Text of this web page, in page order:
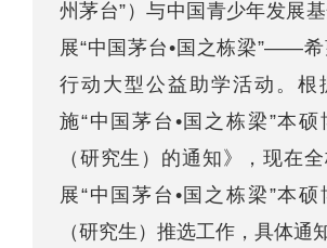
州茅台”）与中国青少年发展
展“中国茅台•国之栋梁”——
行动大型公益助学活动。根
施“中国茅台•国之栋梁”本硕
（研究生）的通知》，现在
展“中国茅台•国之栋梁”本硕
（研究生）推选工作，具体通